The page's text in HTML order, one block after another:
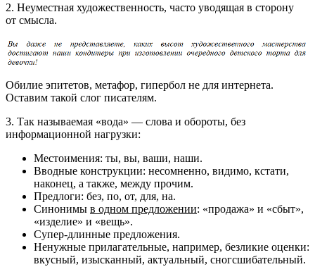
2. Неуместная художественность, часто уводящая в сторону
от смысла.
Обилие эпитетов, метафор, гипербол не для интернета.
Оставим такой слог писателям.
3. Так называемая «вода» — слова и обороты, без
информационной нагрузки:
Местоимения: ты, вы, ваши, наши.
Вводные конструкции: несомненно, видимо, кстати,
наконец, а также, между прочим.
Предлоги: без, по, от, для, на.
Синонимы в одном предложении: «продажа» и «сбыт»,
«изделие» и «вещь».
Супер-длинные предложения.
Ненужные прилагательные, например, безликие оценки:
вкусный, изысканный, актуальный, сногсшибательный.